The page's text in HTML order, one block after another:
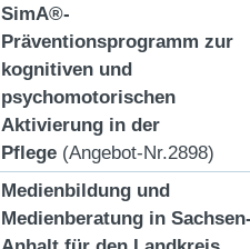
SimA®-
Präventionsprogramm zur
kognitiven und
psychomotorischen
Aktivierung in der
Pflege (Angebot-Nr.2898)
Medienbildung und
Medienberatung in